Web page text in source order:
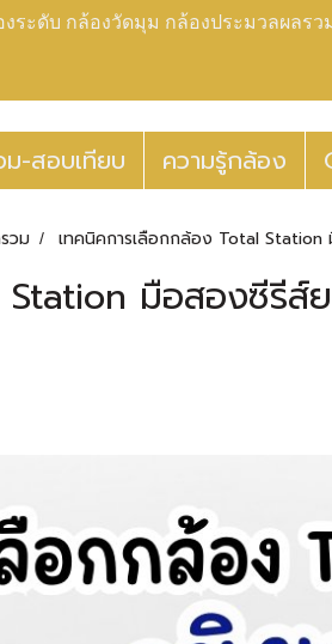
ระดับ กล้องวัดมุม กล้องประมวลผลร
-สอบเทียบ ความรู้กล้อง
วม เทคนิคการเลือกกล้อง Total
มือสองซีรีส์